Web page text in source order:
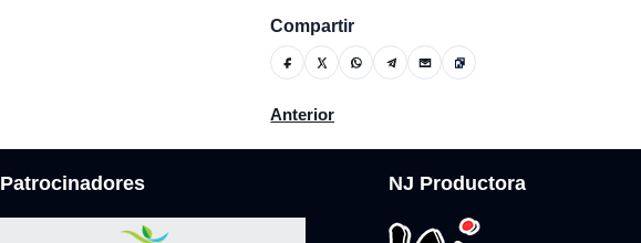
Compartir
Artículo anterior: Listo el plan de reforma policial
Anterior
Patrocinadores NJ Productora